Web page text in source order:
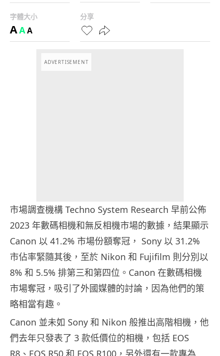
字體大小
AAA
分享
ADVERTISEMENT
市場調查機構 Techno System Research 早前公佈
2023 年數碼相機和無反相機市場的數據，結果顯示
Canon 以 41.2% 市場份額奪冠， Sony 以 31.2%
市佔率緊隨其後，至於 Nikon 和 Fujifilm 則分別以
8% 和 5.5% 排第三和第四位。Canon 在數碼相機
市場奪冠，吸引了外國媒體的討論，因為他們的策
略相當有趣。
Canon 並未如 Sony 和 Nikon 般推出高階相機，他
們去年只發表了 3 款低價位的相機，包括 EOS